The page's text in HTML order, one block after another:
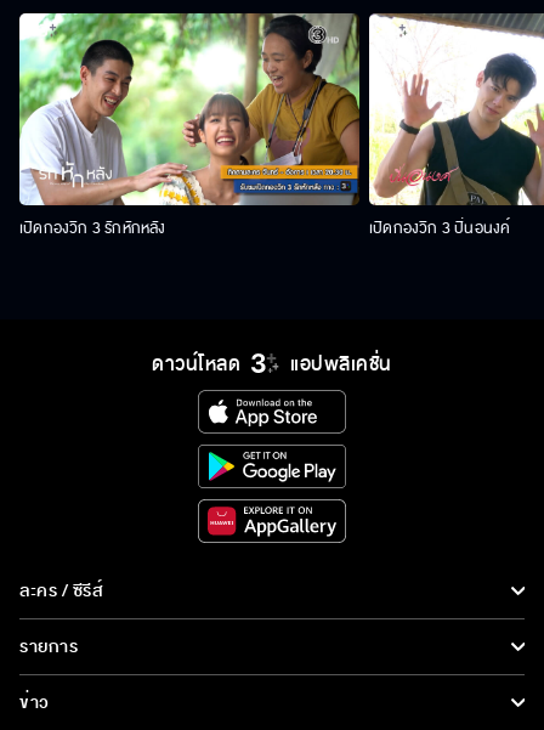
เปิดกองวิก 3 รักหักหลัง เปิดกองวิก 3 ปิ่นอนงค์
ดาวน์โหลด แอปพลิเคชั่น
ละคร / ซีรีส์
ละคร/ซีรีส์
ซีรีส์นานาชาติ
รายการ
รายการทั้งหมด
ข่าว